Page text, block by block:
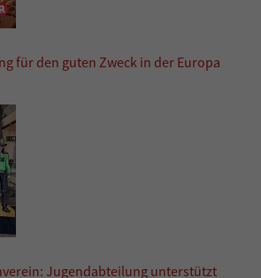
für den guten Zweck in der Europa
Jugendabteilung unterstützt